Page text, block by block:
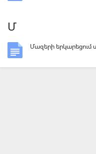
Մ
Մազերի երկարեցում